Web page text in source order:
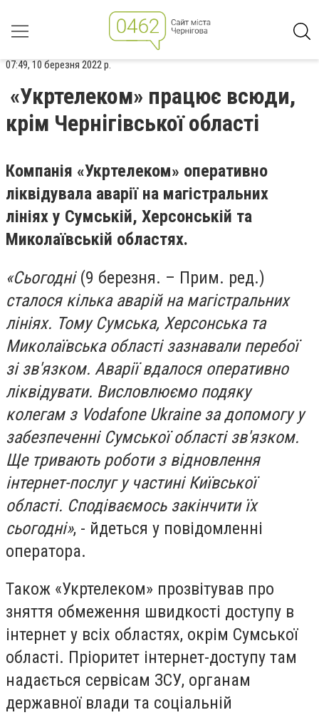
07:49, 10 березня 2022 р.
«Укртелеком» працює всюди,
крім Чернігівської області
Компанія «Укртелеком» оперативно
ліквідувала аварії на магістральних
лініях у Сумській, Херсонській та
Миколаївській областях.
«Сьогодні(9 березня. – Прим. ред.)
сталося кілька аварій на магістральних
лініях. Тому Сумська, Херсонська та
Миколаївська області зазнавали перебої
зі зв'язком. Аварії вдалося оперативно
ліквідувати. Висловлюємо подяку
колегам з Vodafone Ukraine за допомогу у
забезпеченні Сумської області зв'язком.
Ще тривають роботи з відновлення
інтернет-послуг у частині Київської
області. Сподіваємось закінчити їх
сьогодні», - йдеться у повідомленні
оператора.
Також «Укртелеком» прозвітував про
зняття обмеження швидкості доступу в
інтернет у всіх областях, окрім Сумської
області. Пріоритет інтернет-доступу там
надається сервісам ЗСУ, органам
державної влади та соціальній